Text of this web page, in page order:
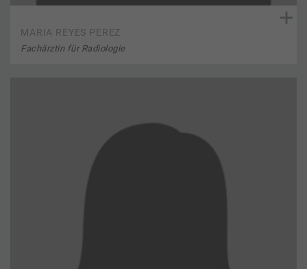
MARIA REYES PEREZ
Fachärztin für Radiologie